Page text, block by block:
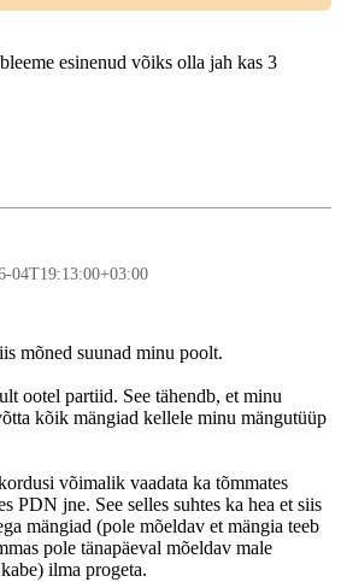
esinenud võiks olla jah kas 3
04T19:13:00+03:00
mõned suunad minu poolt.
ootel partiid. See tähendb, et minu
kõik mängiad kellele minu mängutüüp
võimalik vaadata ka tõmmates
PDN jne. See selles suhtes ka hea et siis
mängiad (pole mõeldav et mängia teeb
pole tänapäeval mõeldav male
ilma progeta.